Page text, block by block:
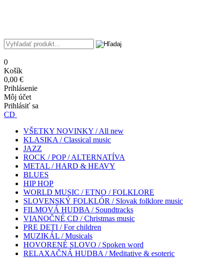
0
Košík
0,00 €
Prihlásenie
Môj účet
Prihlásiť sa
CD
VŠETKY NOVINKY / All new
KLASIKA / Classical music
JAZZ
ROCK / POP / ALTERNATÍVA
METAL / HARD & HEAVY
BLUES
HIP HOP
WORLD MUSIC / ETNO / FOLKLORE
SLOVENSKÝ FOLKLÓR / Slovak folklore music
FILMOVÁ HUDBA / Soundtracks
VIANOČNÉ CD / Christmas music
PRE DETI / For children
MUZIKÁL / Musicals
HOVORENÉ SLOVO / Spoken word
RELAXAČNÁ HUDBA / Meditative & esoteric